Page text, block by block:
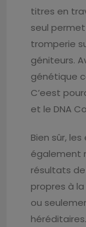
titres en
seul
tromperie
géniteurs.
génétique
C’eest
et le DNA
Bien sûr,
également
résultats
propres à
ou
héréditaires.